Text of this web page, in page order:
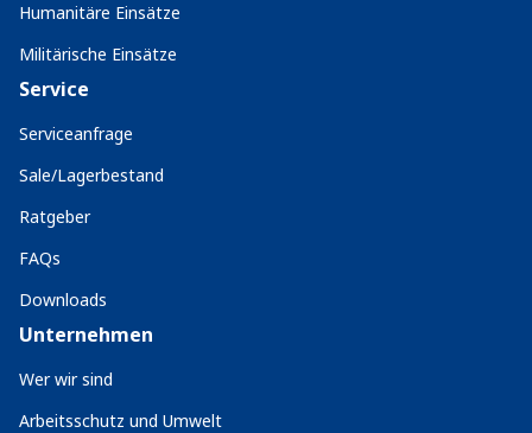
Humanitäre Einsätze
Militärische Einsätze
Service
Serviceanfrage
Sale/Lagerbestand
Ratgeber
FAQs
Downloads
Unternehmen
Wer wir sind
Arbeitsschutz und Umwelt